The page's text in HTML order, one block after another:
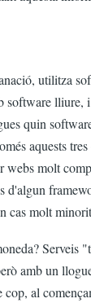
utilitza
software lliure,
quin
aquests
webs molt
d'algun
cas molt
Serveis
amb un
al